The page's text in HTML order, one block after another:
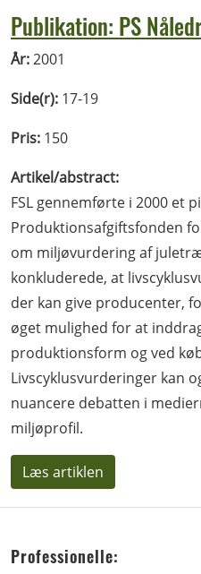
Publikation: PS
År:2001
Side(r): 17-19
Pris: 150
Artikel/abstract:
FSL gennemførte i 2000 et
Produktionsafgiftsfonden
om miljøvurdering af
konkluderede, at
der kan give producenter,
øget mulighed for at
produktionsform og ved
Livscyklusvurderinger kan
nuancere debatten i
miljøprofil.
Læs artiklen
Professionelle: